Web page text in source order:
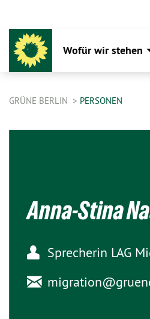
Wofür wir stehen
GRÜNE BERLIN PERSONEN
Anna-Stina
Sprecherin LAG
migration@